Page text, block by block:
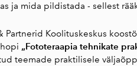
ja mida pildistada - sellest
Koolituskeskus
„Fototeraapia tehnikate
teemade praktilisele